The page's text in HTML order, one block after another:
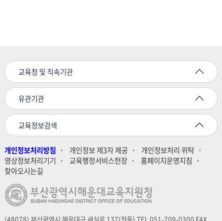
교육청 및 직속기관
유관기관
교육정보검색
개인정보처리방침 개인정보 제3자 제공
개인정보처리 위탁
영상정보처리기기
교육행정서비스헌장
홈페이지운영지침
찾아오시는길
(48078) 부산광역시 해운대구 세실로 137(좌동) TEL 051-709-0300 FAX